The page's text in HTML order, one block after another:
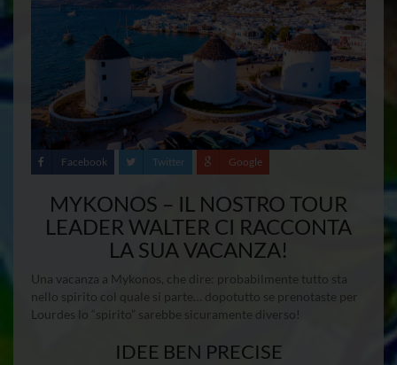
Facebook Twitter Google
MYKONOS – IL NOSTRO TOUR
LEADER WALTER CI RACCONTA
LA SUA VACANZA!
Una vacanza a Mykonos, che dire: probabilmente tutto sta
nello spirito col quale si parte… dopotutto se prenotaste per
Lourdes lo “spirito” sarebbe sicuramente diverso!
IDEE BEN PRECISE